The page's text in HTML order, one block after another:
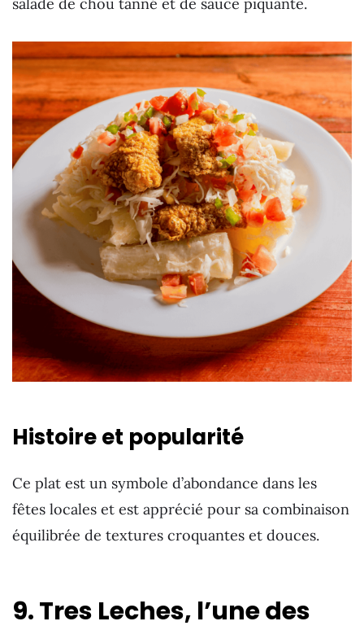
Histoire et popularité
Ce plat est un symbole d’abondance dans les
fêtes locales et est apprécié pour sa combinaison
équilibrée de textures croquantes et douces.
9. Tres Leches, l’une des